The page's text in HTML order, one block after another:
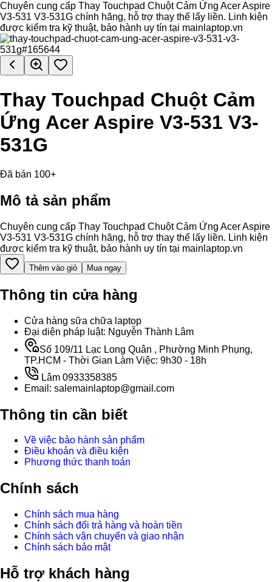
Chuyên cung cấp Thay Touchpad Chuột Cảm Ứng Acer Aspire
V3-531 V3-531G chính hãng, hỗ trợ thay thế lấy liền. Linh kiện
được kiểm tra kỹ thuật, bảo hành uy tín tại mainlaptop.vn
Thay Touchpad Chuột Cảm
Ứng Acer Aspire V3-531 V3-
531G
Đã bán 100+
Mô tả sản phẩm
Chuyên cung cấp Thay Touchpad Chuột Cảm Ứng Acer Aspire
V3-531 V3-531G chính hãng, hỗ trợ thay thế lấy liền. Linh kiện
được kiểm tra kỹ thuật, bảo hành uy tín tại mainlaptop.vn
Thêm vào giỏ Mua ngay
Thông tin cửa hàng
Cửa hàng sữa chữa laptop
Đại diện pháp luật: Nguyễn Thành Lâm
Số 109/11 Lạc Long Quân , Phường Minh Phụng,
TP.HCM - Thời Gian Làm Việc: 9h30 - 18h
Lâm 0933358385
Email: salemainlaptop@gmail.com
Thông tin cần biết
Về việc bảo hành sản phẩm
Điều khoản và điều kiện
Phương thức thanh toán
Chính sách
Chính sách mua hàng
Chính sách đổi trả hàng và hoàn tiền
Chính sách vận chuyển và giao nhận
Chính sách bảo mật
Hỗ trợ khách hàng